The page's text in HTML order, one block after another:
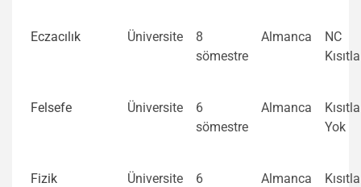
Eczacılık Üniversite
8
sömestre
Almanca
NC
Felsefe Üniversite
6
sömestre
Almanca
Yok
Fizik Üniversite
6
Almanca